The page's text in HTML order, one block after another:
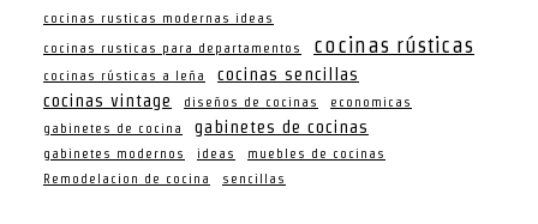
cocinas rusticas modernas ideas
cocinas rusticas para departamentos cocinas rústicas
cocinas rústicas a leña
cocinas sencillas
cocinas vintage
diseños de cocinas
economicas
gabinetes de cocina
gabinetes de cocinas
gabinetes modernos ideas
muebles de cocinas
Remodelacion de cocina
sencillas